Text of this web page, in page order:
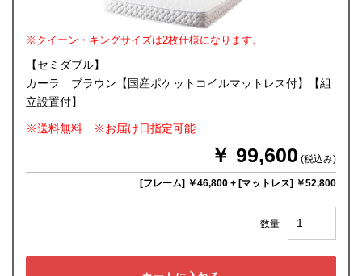
※クイーン・キングサイズは2枚仕様になります。
【セミダブル】
カーラ ブラウン【国産ポケットコイルマットレス付】【組
立設置付】
※送料無料 ※お届け日指定可能
￥ 99,600 (税込み)
[フレーム] ￥46,800 + [マットレス] ￥52,800
数量